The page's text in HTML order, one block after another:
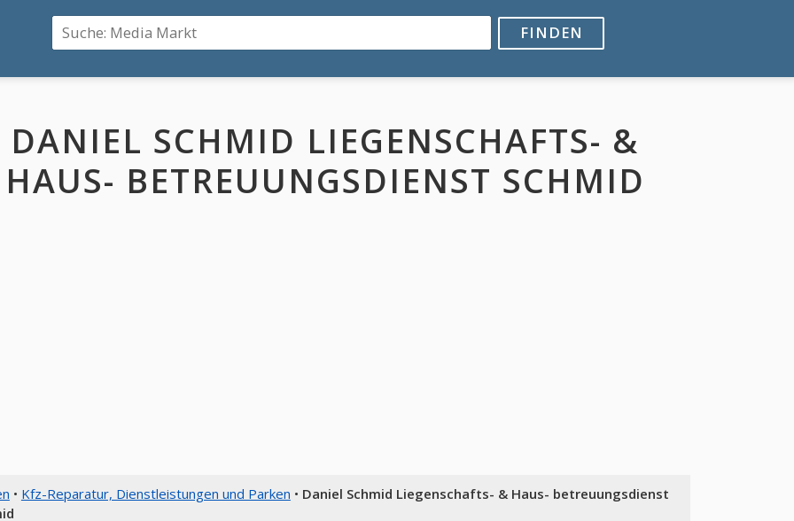
FINDEN
DANIEL SCHMID LIEGENSCHAFTS- &
HAUS- BETREUUNGSDIENST SCHMID
• Kfz-Reparatur, Dienstleistungen und Parken • Daniel Schmid Liegenschafts- & Haus- betreuungsdienst